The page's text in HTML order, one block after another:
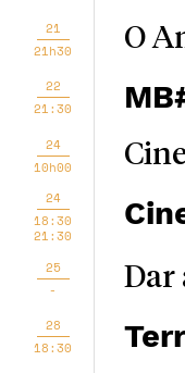
21
21h30
O
22
21:30
24
10h00
24
18:30
21:30
25
-
Dar
28
18:30